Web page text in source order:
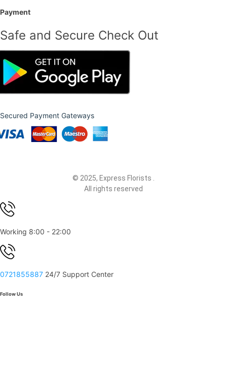
Payment
Safe and Secure Check Out
Secured Payment Gateways
© 2025, Express Florists .
All rights reserved
Working 8:00 - 22:00
0721855887 24/7 Support Center
Follow Us